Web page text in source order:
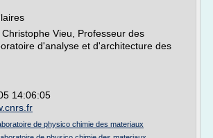
Vieu, Professeur des
d'analyse et d'architecture des
14:06:05
de physico chimie des materiaux